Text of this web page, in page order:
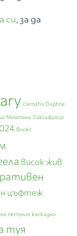
си, за да
clematis Daphne
Монтана Саксифрага
Флокс
висок жив
цъфтеж
петуния каскадно
туя